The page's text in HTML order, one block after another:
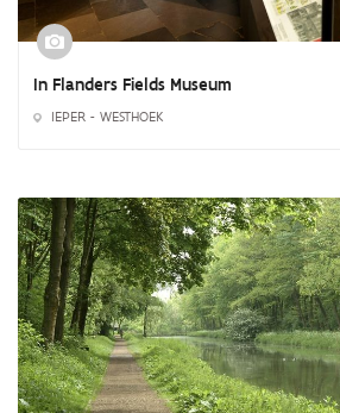
In Flanders Fields Museum
IEPER - WESTHOEK